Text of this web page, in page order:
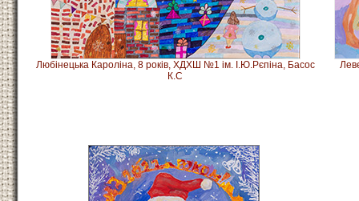
Любінецька Кароліна,8 років, ХДХШ №1 ім. І.Ю.Рєпіна, Басос
К.С